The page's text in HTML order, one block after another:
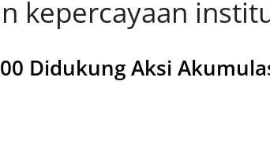
kepercayaan
Didukung Aksi